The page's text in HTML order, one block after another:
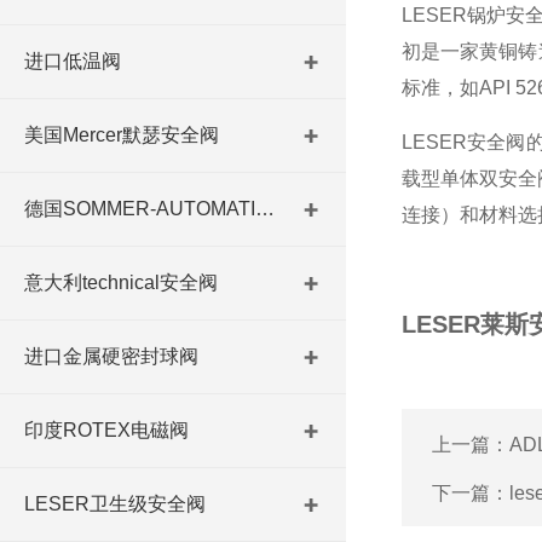
进口低温阀
美国Mercer默瑟安全阀
德国SOMMER-AUTOMATIC 平行抓手 德国夹盘 德国进口夹盘
意大利technical安全阀
进口金属硬密封球阀
印度ROTEX电磁阀
LESER卫生级安全阀
LESER锅炉安
初是一家黄铜
标准，如API
LESER安全阀
载型单体双安
连接）和材料
LESER莱斯
上一篇：
下一篇：